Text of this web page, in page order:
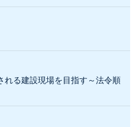
れる建設現場を目指す～法令順